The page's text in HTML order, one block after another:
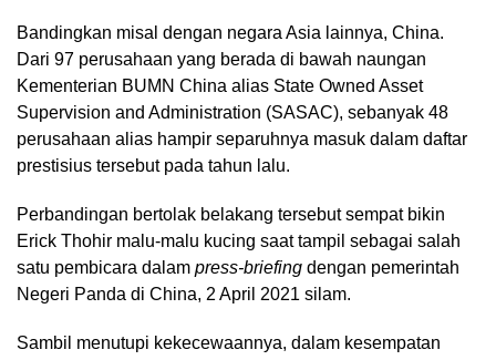
Bandingkan misal dengan negara Asia lainnya, China.
Dari 97 perusahaan yang berada di bawah naungan
Kementerian BUMN China alias State Owned Asset
Supervision and Administration (SASAC), sebanyak 48
perusahaan alias hampir separuhnya masuk dalam daftar
prestisius tersebut pada tahun lalu.
Perbandingan bertolak belakang tersebut sempat bikin
Erick Thohir malu-malu kucing saat tampil sebagai salah
satu pembicara dalam press-briefing dengan pemerintah
Negeri Panda di China, 2 April 2021 silam.
Sambil menutupi kekecewaannya, dalam kesempatan